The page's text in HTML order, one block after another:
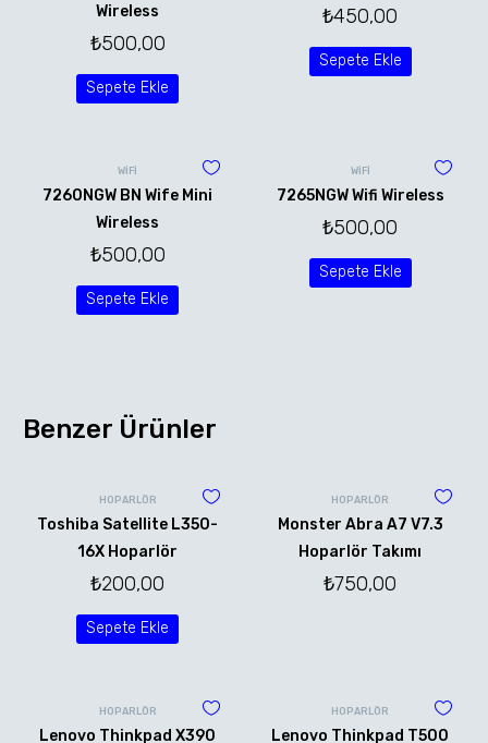
Wireless
₺500,00
Sepete Ekle
₺450,00
Sepete Ekle
WİFİ
7260NGW BN Wife Mini
Wireless
₺500,00
Sepete Ekle
WİFİ
7265NGW Wifi Wireless
₺500,00
Sepete Ekle
Benzer Ürünler
HOPARLÖR
Toshiba Satellite L350-
16X Hoparlör
₺200,00
Sepete Ekle
HOPARLÖR
Monster Abra A7 V7.3
Hoparlör Takımı
₺750,00
HOPARLÖR
Lenovo Thinkpad X390
HOPARLÖR
Lenovo Thinkpad T500